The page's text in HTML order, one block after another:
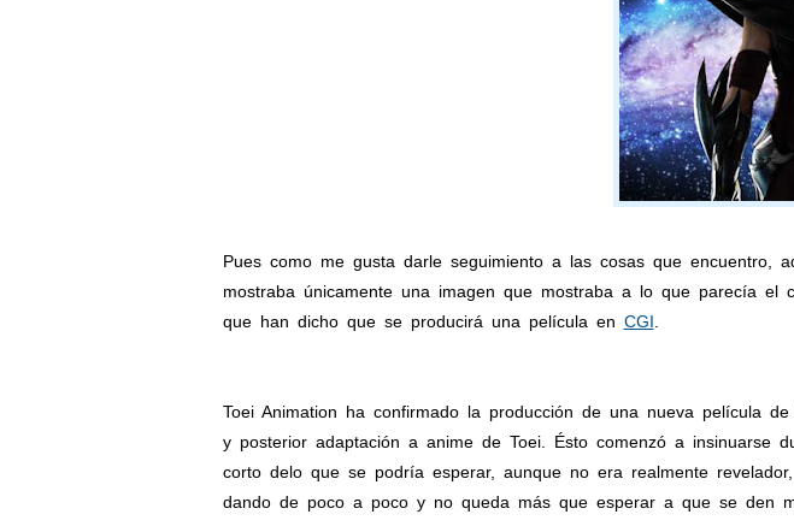
Pues como me gusta darle seguimiento a las cosas que encuentro,
mostraba únicamente una imagen que mostraba a lo que parecía el
que han dicho que se producirá una película en CGI
Toei Animation ha confirmado la producción de una nueva película
y posterior adaptación a anime de Toei. Ésto comenzó a insinuarse
corto delo que se podría esperar, aunque no era realmente
dando de poco a poco y no queda más que esperar a que se den